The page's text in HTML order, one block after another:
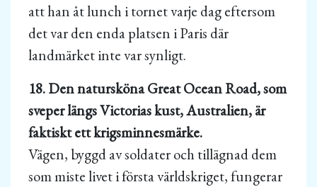
att han åt lunch i tornet varje dag eftersom
det var den enda platsen i Paris där
landmärket inte var synligt.
18. Den natursköna Great Ocean Road, som
sveper längs Victorias kust, Australien, är
faktiskt ett krigsminnesmärke.
Vägen, byggd av soldater och tillägnad dem
som miste livet i första världskriget, fungerar